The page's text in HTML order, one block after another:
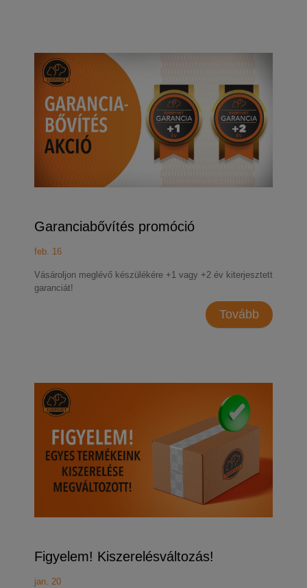
Garanciabővítés promóció
feb. 16
Vásároljon meglévő készülékére +1 vagy +2 év kiterjesztett
garanciát!
Tovább
Figyelem! Kiszerelésváltozás!
jan. 20